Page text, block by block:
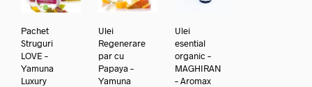
Pachet
Struguri
LOVE –
Yamuna
Luxury
Ulei
Regenerare
par cu
Papaya –
Yamuna
Ulei
esential
organic –
MAGHIRAN
– Aromax